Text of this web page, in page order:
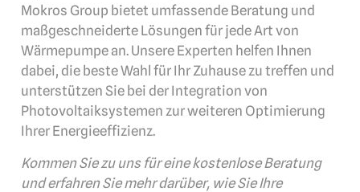
Mokros Group bietet umfassende Beratung und
maßgeschneiderte Lösungen für jede Art von
Wärmepumpe an. Unsere Experten helfen Ihnen
dabei, die beste Wahl für Ihr Zuhause zu treffen und
unterstützen Sie bei der Integration von
Photovoltaiksystemen zur weiteren Optimierung
Ihrer Energieeffizienz.
Kommen Sie zu uns für eine kostenlose Beratung
und erfahren Sie mehr darüber, wie Sie Ihre